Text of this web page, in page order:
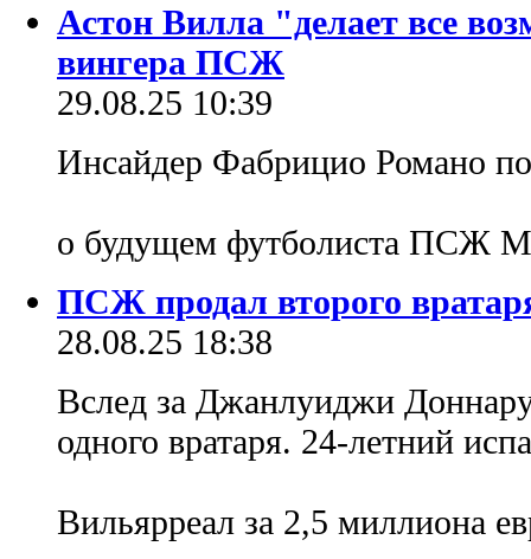
Астон Вилла "делает все
вингера ПСЖ
29.08.25 10:39
Инсайдер Фабрицио Романо
о будущем футболиста ПСЖ
ПСЖ продал второго
28.08.25 18:38
Вслед за Джанлуиджи
одного вратаря. 24-летний
Вильярреал за 2,5 миллиона